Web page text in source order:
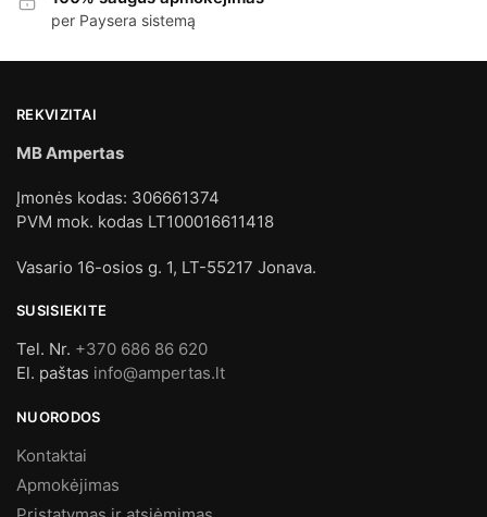
per Paysera sistemą
REKVIZITAI
MB Ampertas
Įmonės kodas: 306661374
PVM mok. kodas LT100016611418
Vasario 16-osios g. 1, LT-55217 Jonava.
SUSISIEKITE
Tel. Nr. +370 686 86 620
El. paštas info@ampertas.lt
NUORODOS
Kontaktai
Apmokėjimas